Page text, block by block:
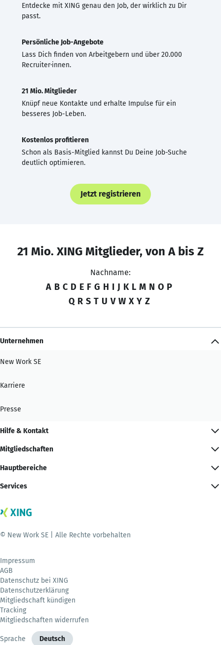
Entdecke mit XING genau den Job, der wirklich zu Dir
passt.
Persönliche Job-Angebote
Lass Dich finden von Arbeitgebern und über 20.000
Recruiter·innen.
21 Mio. Mitglieder
Knüpf neue Kontakte und erhalte Impulse für ein
besseres Job-Leben.
Kostenlos profitieren
Schon als Basis-Mitglied kannst Du Deine Job-Suche
deutlich optimieren.
Jetzt registrieren
21 Mio. XING Mitglieder, von A bis Z
Nachname:
A B C D E F G H I J K L M N O P
Q R S T U V W X Y Z
Unternehmen
New Work SE
Karriere
Presse
Hilfe & Kontakt
Mitgliedschaften
Hauptbereiche
Services
© New Work SE | Alle Rechte vorbehalten
Impressum
AGB
Datenschutz bei XING
Datenschutzerklärung
Mitgliedschaft kündigen
Tracking
Mitgliedschaften widerrufen
Sprache Deutsch